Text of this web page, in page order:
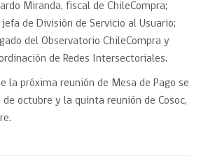
Miranda, fiscal de ChileCompra;
jefa de División de Servicio al Usuario;
del Observatorio ChileCompra y
de Redes Intersectoriales.
la próxima reunión de Mesa de Pago se
octubre y la quinta reunión de Cosoc,